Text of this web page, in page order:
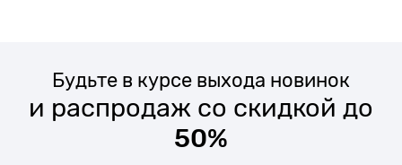
Будьте в курсе выхода новинок
и распродаж со скидкой до
50%